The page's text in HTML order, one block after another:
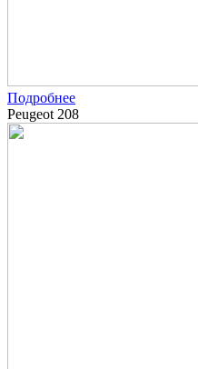
Подробнее
Peugeot 208